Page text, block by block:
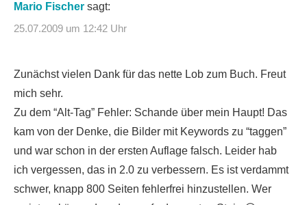
Mario Fischer sagt:
25.07.2009 um 12:42 Uhr
Zunächst vielen Dank für das nette Lob zum Buch. Freut
mich sehr.
Zu dem “Alt-Tag” Fehler: Schande über mein Haupt! Das
kam von der Denke, die Bilder mit Keywords zu “taggen”
und war schon in der ersten Auflage falsch. Leider hab
ich vergessen, das in 2.0 zu verbessern. Es ist verdammt
schwer, knapp 800 Seiten fehlerfrei hinzustellen. Wer